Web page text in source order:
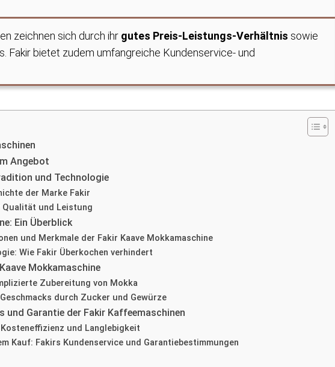
zeichnen sich durch ihr gutes Preis-Leistungs-Verhältnis sowie
Fakir bietet zudem umfangreiche Kundenservice- und
Angebot
und Technologie
der Marke Fakir
Qualität und Leistung
Ein Überblick
und Merkmale der Fakir Kaave Mokkamaschine
Wie Fakir Überkochen verhindert
Mokkamaschine
Zubereitung von Mokka
durch Zucker und Gewürze
Garantie der Fakir Kaffeemaschinen
und Langlebigkeit
Kauf: Fakirs Kundenservice und Garantiebestimmungen